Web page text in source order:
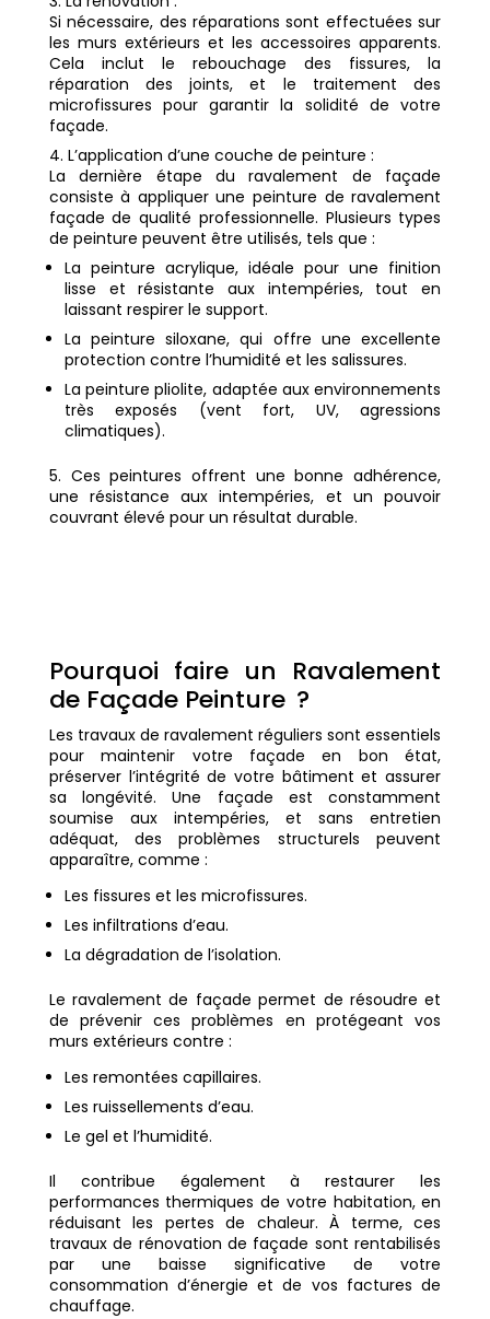
Si nécessaire, des réparations sont effectuées sur
les murs extérieurs et les accessoires apparents.
Cela inclut le rebouchage des fissures, la
réparation des joints, et le traitement des
microfissures pour garantir la solidité de votre
façade.
L’application d’une couche de peinture :
La dernière étape du ravalement de façade
consiste à appliquer une peinture de ravalement
façade de qualité professionnelle. Plusieurs types
de peinture peuvent être utilisés, tels que :
La peinture acrylique, idéale pour une finition
lisse et résistante aux intempéries, tout en
laissant respirer le support.
La peinture siloxane, qui offre une excellente
protection contre l’humidité et les salissures.
La peinture pliolite, adaptée aux environnements
très exposés (vent fort, UV, agressions
climatiques).
Ces peintures offrent une bonne adhérence,
une résistance aux intempéries, et un pouvoir
couvrant élevé pour un résultat durable.
Pourquoi faire un Ravalement
de Façade Peinture ?
Les travaux de ravalement réguliers sont essentiels
pour maintenir votre façade en bon état,
préserver l’intégrité de votre bâtiment et assurer
sa longévité. Une façade est constamment
soumise aux intempéries, et sans entretien
adéquat, des problèmes structurels peuvent
apparaître, comme :
Les fissures et les microfissures.
Les infiltrations d’eau.
La dégradation de l’isolation.
Le ravalement de façade permet de résoudre et
de prévenir ces problèmes en protégeant vos
murs extérieurs contre :
Les remontées capillaires.
Les ruissellements d’eau.
Le gel et l’humidité.
Il contribue également à restaurer les
performances thermiques de votre habitation, en
réduisant les pertes de chaleur. À terme, ces
travaux de rénovation de façade sont rentabilisés
par une baisse significative de votre
consommation d’énergie et de vos factures de
chauffage.